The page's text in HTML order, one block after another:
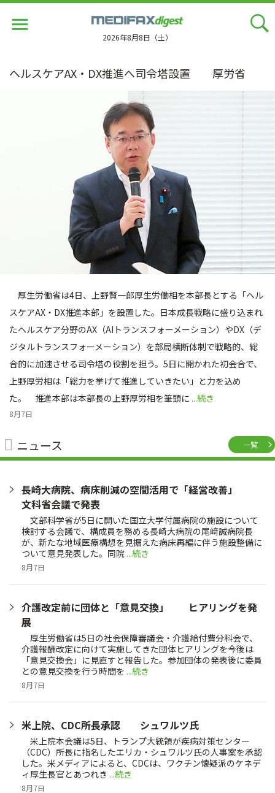
2026年8月8日（土）
ヘルスケアAX・DX推進へ司令塔設置 厚労省
厚生労働省は4日、上野賢一郎厚生労働相を本部長とする「ヘル
スケアAX・DX推進本部」を設置した。日本成長戦略に盛り込まれ
たヘルスケア分野のAX（AIトランスフォーメーション）やDX（デ
ジタルトランスフォーメーション）を部局横断体制で戦略的、総
合的に加速させる司令塔の役割を担う。5日に開かれた初会合で、
上野厚労相は「総力を挙げて推進していきたい」と力を込め
た。 推進本部は本部長の上野厚労相を筆頭に ...続き
8月7日
ニュース 一覧
長崎大病院、病床削減の空間活用で「経営改善」
文科省会議で発表
文部科学省が5日に開いた国立大学付属病院の施設について
検討する会議で、構成員を務める長崎大病院の尾﨑誠病院長
が、新たな地域医療構想を見据えた病床再編に伴う施設整備に
ついて意見発表した。同院 ...続き
8月7日
介護改定前に団体と「意見交換」 ヒアリングを発
展
厚生労働省は5日の社会保障審議会・介護給付費分科会で、
介護報酬改定に向けて実施してきた団体ヒアリングを今後は
「意見交換会」に見直すと報告した。参加団体の発表後に委員
との意見交換を行う時間を ...続き
8月7日
米上院、CDC所長承認 シュワルツ氏
米上院本会議は5日、トランプ大統領が疾病対策センター
（CDC）所長に指名したエリカ・シュワルツ氏の人事案を承認
した。米メディアによると、CDCは、ワクチン懐疑派のケネデ
ィ厚生長官とあつれき ...続き
8月7日